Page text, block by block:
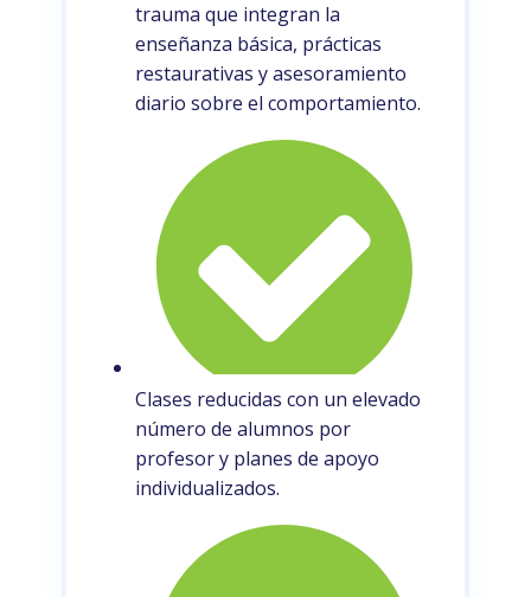
trauma que integran la
enseñanza básica, prácticas
restaurativas y asesoramiento
diario sobre el comportamiento.
Clases reducidas con un elevado
número de alumnos por
profesor y planes de apoyo
individualizados.